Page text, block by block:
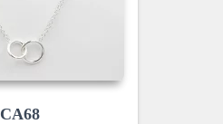
CA68